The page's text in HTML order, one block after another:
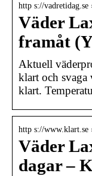
http s://vadretidag.se
Väder
framåt
Aktuell
klart och
klart.
http s://www.klart.se
Väder
dagar –